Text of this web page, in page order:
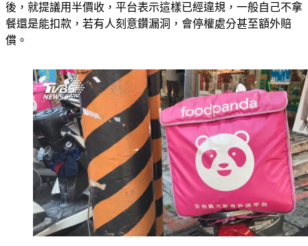
千多元的餐，請外送員等15分鐘，待系統把餐點退還外送員
後，就提議用半價收，平台表示這樣已經違規，一般自己不拿
餐還是能扣款，若有人刻意鑽漏洞，會停權處分甚至額外賠